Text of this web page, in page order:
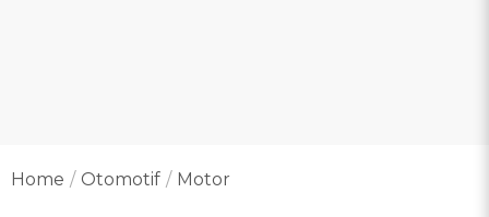
Home Otomotif Motor